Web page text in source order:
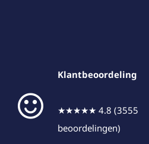
Klantbeoordeling
★★★★★ 4.8 (3555
beoordelingen)